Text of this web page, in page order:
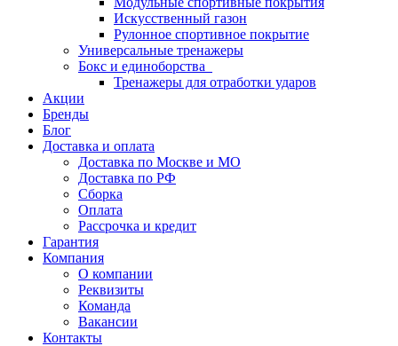
Искусственный газон
Рулонное спортивное покрытие
Универсальные тренажеры
Бокс и единоборства
Тренажеры для отработки ударов
Акции
Бренды
Блог
Доставка и оплата
Доставка по Москве и МО
Доставка по РФ
Сборка
Оплата
Рассрочка и кредит
Гарантия
Компания
О компании
Реквизиты
Команда
Вакансии
Контакты